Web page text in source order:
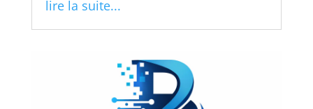
lire la suite...